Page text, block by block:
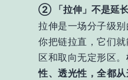
② 「拉伸」不是延
拉伸是一场分子级别
你把链拉直，它们
区和取向无定形区。
性、透光性，全都从